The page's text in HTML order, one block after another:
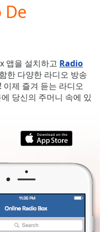
De
앱을 설치하고 Radio
한 다양한 라디오 방송
제 즐겨 듣는 라디오
당신의 주머니 속에 있